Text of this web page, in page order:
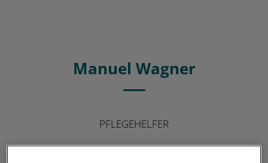
Manuel Wagner
PFLEGEHELFER